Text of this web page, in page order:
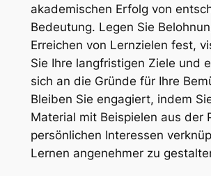
akademischen Erfolg von
Bedeutung. Legen Sie
Erreichen von Lernzielen fest,
Sie Ihre langfristigen Ziele und
sich an die Gründe für Ihre
Bleiben Sie engagiert, indem
Material mit Beispielen aus der
persönlichen Interessen
Lernen angenehmer zu